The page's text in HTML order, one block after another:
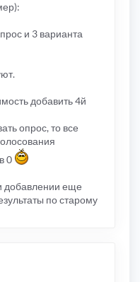
и 3 варианта
добавить 4й
опрос, то все
0
добавлении еще
по старому